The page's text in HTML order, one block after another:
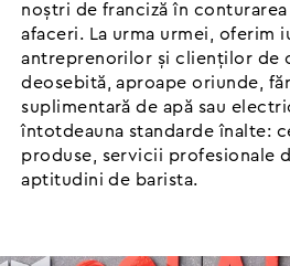
noștri de franciză în
afaceri. La urma urmei, oferim
antreprenorilor și clienților de
deosebită, aproape oriunde,
suplimentară de apă sau
întotdeauna standarde înalte:
produse, servicii profesionale
aptitudini de barista.